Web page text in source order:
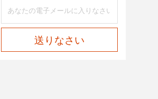
送りなさい